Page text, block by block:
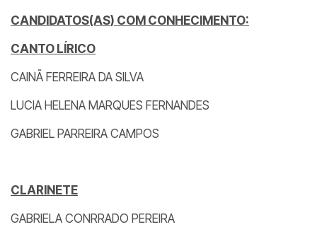
CANDIDATOS(AS) COM CONHECIMENTO:
CANTO LÍRICO
CAINÃ FERREIRA DA SILVA
LUCIA HELENA MARQUES FERNANDES
GABRIEL PARREIRA CAMPOS
CLARINETE
GABRIELA CONRRADO PEREIRA